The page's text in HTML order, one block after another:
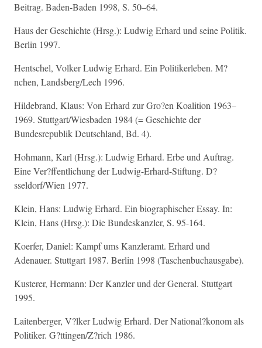
Beitrag. Baden-Baden 1998, S. 50–64.
Haus der Geschichte (Hrsg.): Ludwig Erhard und seine Politik.
Berlin 1997.
Hentschel, Volker Ludwig Erhard. Ein Politikerleben. M?
nchen, Landsberg/Lech 1996.
Hildebrand, Klaus: Von Erhard zur Gro?en Koalition 1963–
1969. Stuttgart/Wiesbaden 1984 (= Geschichte der
Bundesrepublik Deutschland, Bd. 4).
Hohmann, Karl (Hrsg.): Ludwig Erhard. Erbe und Auftrag.
Eine Ver?ffentlichung der Ludwig-Erhard-Stiftung. D?
sseldorf/Wien 1977.
Klein, Hans: Ludwig Erhard. Ein biographischer Essay. In:
Klein, Hans (Hrsg.): Die Bundeskanzler, S. 95-164.
Koerfer, Daniel: Kampf ums Kanzleramt. Erhard und
Adenauer. Stuttgart 1987. Berlin 1998 (Taschenbuchausgabe).
Kusterer, Hermann: Der Kanzler und der General. Stuttgart
1995.
Laitenberger, V?lker Ludwig Erhard. Der National?konom als
Politiker. G?ttingen/Z?rich 1986.